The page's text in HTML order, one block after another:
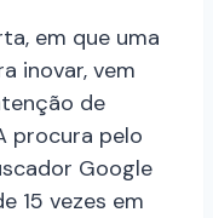
em que uma
inovar, vem
de
procura pelo
Google
15 vezes em